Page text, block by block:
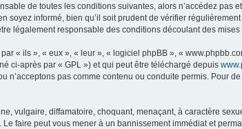
de toutes les conditions suivantes, alors n’accédez
soyez informé, bien qu’il soit prudent de vérifier
légalement responsable des conditions découlant des
« ils », « eux », « leur », « logiciel phpBB », «
ci-après par « GPL ») et qui peut être téléchargé depuis
n’acceptons pas comme contenu ou conduite permis. Pour
vulgaire, diffamatoire, choquant, menaçant, à caractère
faire peut vous mener à un bannissement immédiat et